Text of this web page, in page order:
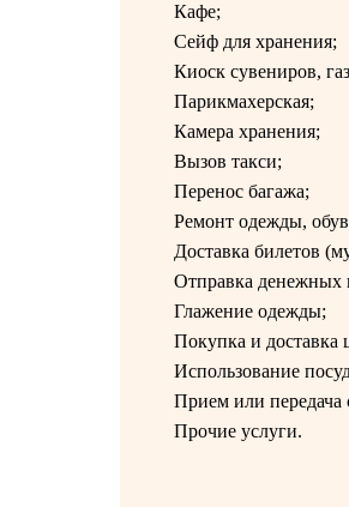
Кафе;
Сейф для хранения;
Киоск сувениров,
Парикмахерская;
Камера хранения;
Вызов такси;
Перенос багажа;
Ремонт одежды,
Доставка билетов
Отправка денежных
Глажение одежды;
Покупка и доставка
Использование
Прием или
Прочие услуги.